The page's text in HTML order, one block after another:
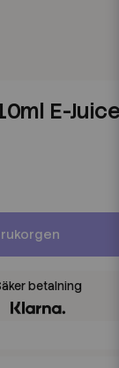
E-Juice